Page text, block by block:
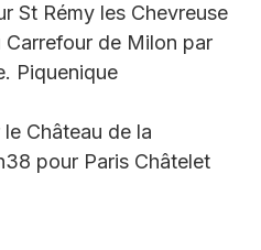
St Rémy les Chevreuse
Carrefour de Milon par
Piquenique
Château de la
pour Paris Châtelet